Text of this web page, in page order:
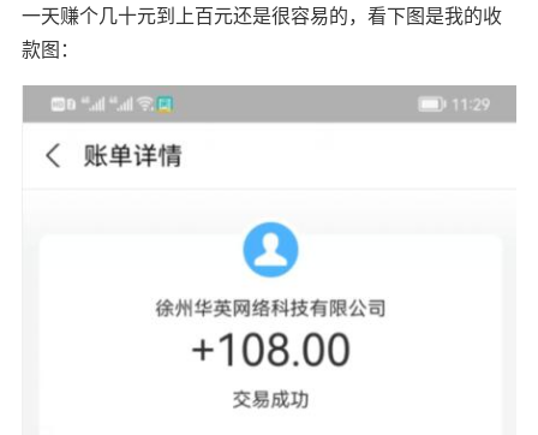
一天赚个几十元到上百元还是很容易的，看下图是我的收
款图：